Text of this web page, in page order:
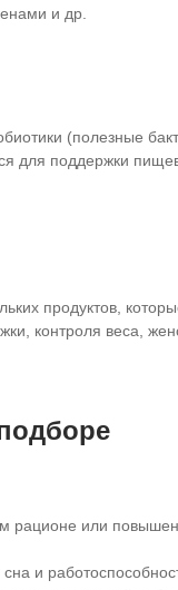
и др.
(полезные
для поддержки
продуктов,
контроля веса,
рационе или
и